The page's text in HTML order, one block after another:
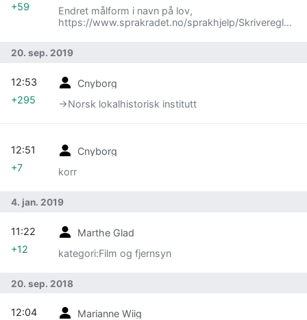
Endret målform i navn på lov,
https://www.sprakradet.no/sprakhjelp/Skriveregler/
+59
20. sep. 2019
Cnyborg
→‎Norsk lokalhistorisk institutt
12:53
+295
Cnyborg
korr
12:51
+7
4. jan. 2019
Marthe Glad
kategori:Film og fjernsyn
11:22
+12
20. sep. 2018
Marianne Wiig
12:04